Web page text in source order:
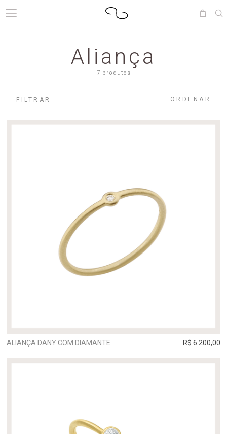
Aliança
7 produtos
FILTRAR ORDENAR
ALIANÇA DANY COM DIAMANTE R$ 6.200,00